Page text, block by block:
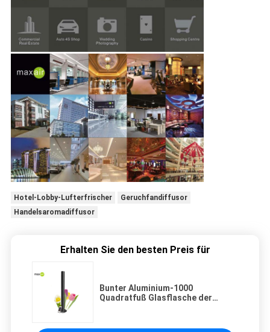
Hotel-Lobby-Lufterfrischer
Geruchfandiffusor
Handelsaromadiffusor
Erhalten Sie den besten Preis für
Bunter Aluminium-1000
Quadratfuß Glasflasche der